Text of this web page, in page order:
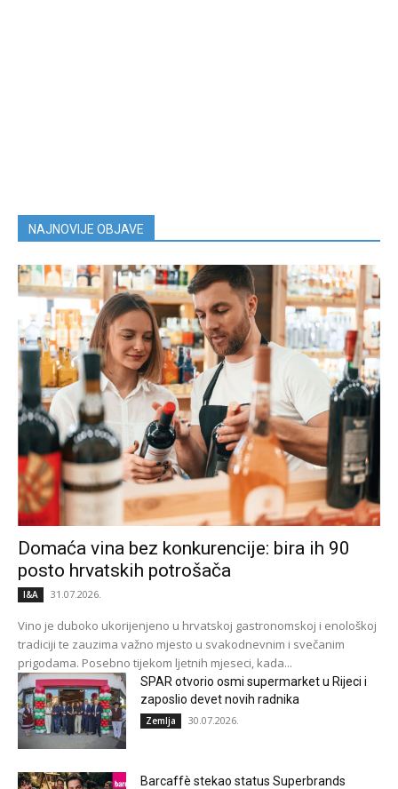
NAJNOVIJE OBJAVE
Domaća vina bez konkurencije: bira ih 90
posto hrvatskih potrošača
I&A 31.07.2026.
Vino je duboko ukorijenjeno u hrvatskoj gastronomskoj i enološkoj
tradiciji te zauzima važno mjesto u svakodnevnim i svečanim
prigodama. Posebno tijekom ljetnih mjeseci, kada...
SPAR otvorio osmi supermarket u Rijeci i
zaposlio devet novih radnika
Zemlja 30.07.2026.
Barcaffè stekao status Superbrands